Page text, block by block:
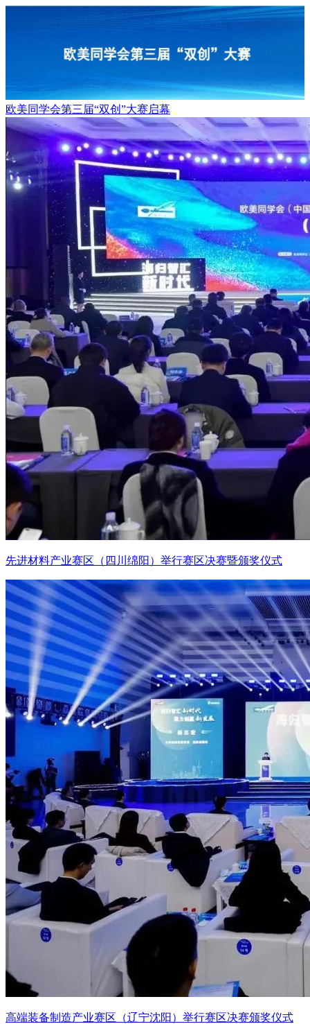
欧美同学会第三届“双创”大赛启幕
先进材料产业赛区（四川绵阳）举行赛区决赛暨颁奖仪式
高端装备制造产业赛区（辽宁沈阳）举行赛区决赛颁奖仪式